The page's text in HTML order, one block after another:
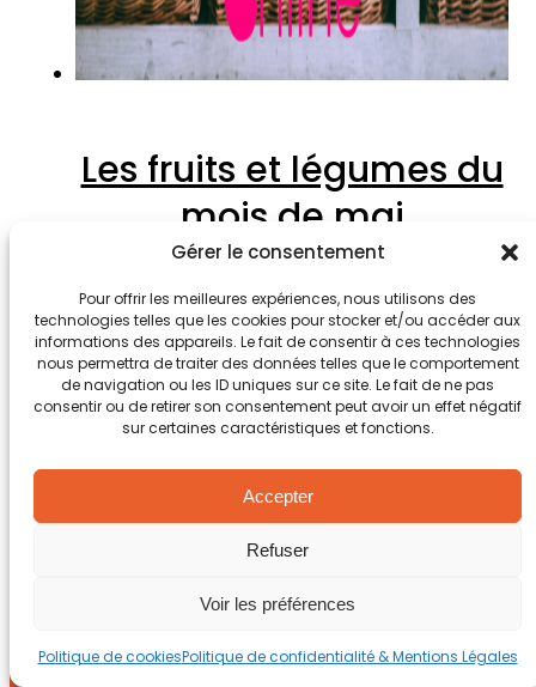
Gérer le consentement
Pour offrir les meilleures expériences, nous utilisons des
technologies telles que les cookies pour stocker et/ou accéder aux
informations des appareils. Le fait de consentir à ces technologies
nous permettra de traiter des données telles que le comportement
de navigation ou les ID uniques sur ce site. Le fait de ne pas
consentir ou de retirer son consentement peut avoir un effet négatif
sur certaines caractéristiques et fonctions.
Accepter
Refuser
Voir les préférences
Politique de cookiesPolitique de confidentialité & Mentions Légales
Les fruits et légumes du
mois de mai
Le printemps est bien installé, le soleil nous
offre un choix très vaste de fruits et légumes
frais donc on…
2
3
…
7